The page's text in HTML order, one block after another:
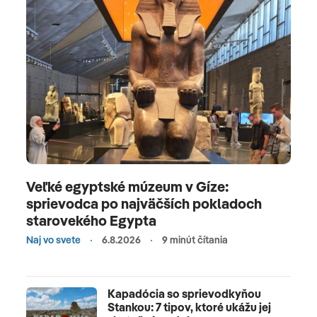
Louis s trhmi a vodopády pre dokonalý mix relaxu a
objavovania. MexikoMexiko láka karibskými plážami
s bielym pieskom, mayskými ruinami a cenotami v
džungli. Vynikajúca kuchyňa, bohatá kultúra a
vodné športy ako surfovanie či potápanie robia
dovolenku nezabudnuteľnou. Tropické počasie a
prírodné divy čakajú na objaviteľov. Dominikánska
republikaDominikánska republika má svetové
pláže v Punta Cana s palmami a blankytným
národné parky, pozorovanie veľrýb, rum a živú
kultúru s hudbou. Dokonalá pre rodiny aj
dobrodruhov s vodnými športmi a históriou.
Veľké egyptské múzeum v Gíze:
sprievodca po najväčších pokladoch
starovekého Egypta
Naj vo svete 6.8.2026 9 minút čítania
Kapadócia so sprievodkyňou
Stankou: 7 tipov, ktoré ukážu jej